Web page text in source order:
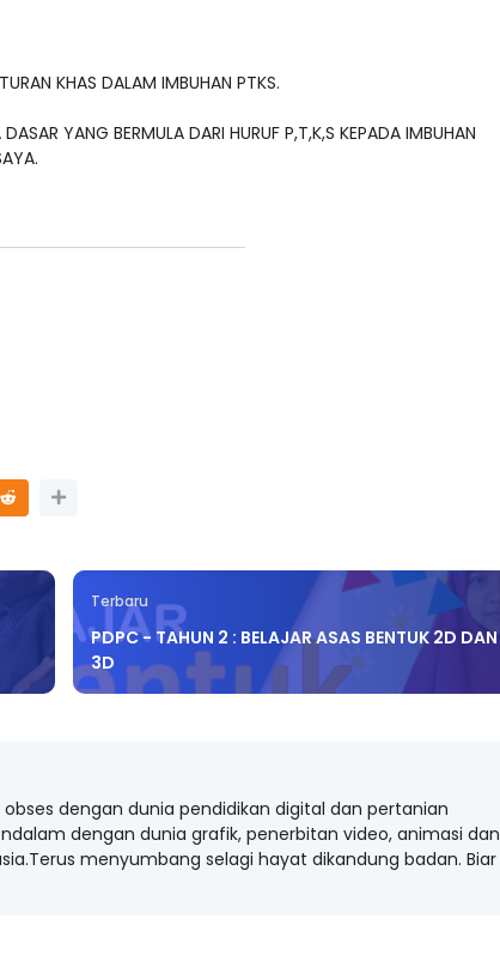
KHAS DALAM IMBUHAN PTKS.
YANG BERMULA DARI HURUF P,T,K,S KEPADA IMBUHAN
Terbaru
PDPC - TAHUN 2 : BELAJAR ASAS BENTUK 2D DAN
3D
dengan dunia pendidikan digital dan pertanian
dengan dunia grafik, penerbitan video, animasi dan
menyumbang selagi hayat dikandung badan. Biar